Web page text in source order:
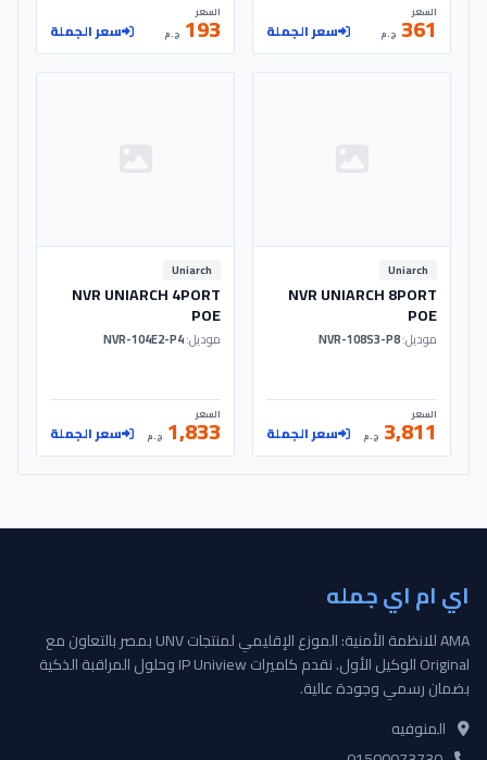
السعر
361 ج.م سعر الجملة
السعر
193 ج.م سعر الجملة
Uniarch
NVR UNIARCH 8PORT
POE
موديل:
السعر
3,811 ج.م سعر الجملة
Uniarch
NVR UNIARCH 4PORT
POE
موديل:NVR-104E2-P4
السعر
1,833 ج.م سعر الجملة
اي ام اي جمله
AMA للانظمة الأمنية: الموزع الإقليمي لمنتجات UNV بمصر بالتعاون مع
Original الوكيل الأول. نقدم كاميرات IP Uniview وحلول المراقبة الذكية
بضمان رسمي وجودة عالية.
المنوفيه